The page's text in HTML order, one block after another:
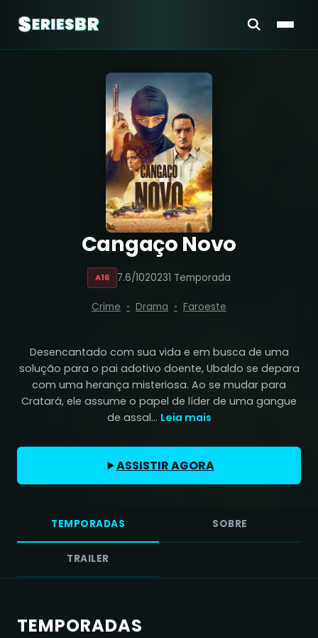
Cangaço Novo
A16 7.6/1020231 Temporada
Crime Drama Faroeste
Desencantado com sua vida e em busca de uma
solução para o pai adotivo doente, Ubaldo se depara
com uma herança misteriosa. Ao se mudar para
Cratará, ele assume o papel de líder de uma gangue
de assal... Leia mais
ASSISTIR AGORA
TEMPORADAS SOBRE
TRAILER
TEMPORADAS